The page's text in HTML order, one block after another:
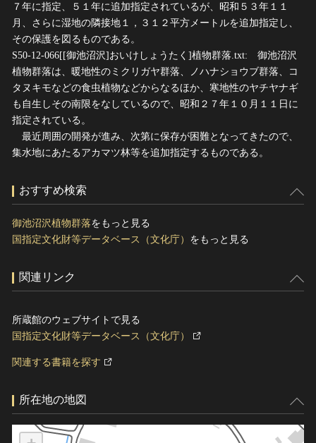
７年に指定、５１年に追加指定されているが、昭和５３年１１
月、さらに湿地の隣接地１，３１２平方メートルを追加指定し、
その保護を図るものである。
S50-12-066[[御池沼沢]おいけしょうたく]植物群落.txt: 御池沼沢
植物群落は、暖地性のミクリガヤ群落、ノハナショウブ群落、コ
タヌキモなどの食虫植物などからなるほか、寒地性のヤチヤナギ
も自生しその南限をなしているので、昭和２７年１０月１１日に
指定されている。
最近周囲の開発が進み、次第に保存が困難となってきたので、
集水地にあたるアカマツ林等を追加指定するものである。
おすすめ検索
御池沼沢植物群落をもっと見る
国指定文化財等データベース（文化庁） をもっと見る
関連リンク
所蔵館のウェブサイトで見る
国指定文化財等データベース（文化庁）
関連する書籍を探す
所在地の地図